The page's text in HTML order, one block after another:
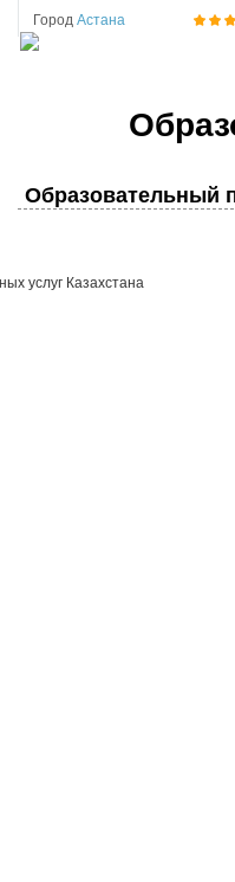
Город Астана
Образовательный
услуг Казахстана